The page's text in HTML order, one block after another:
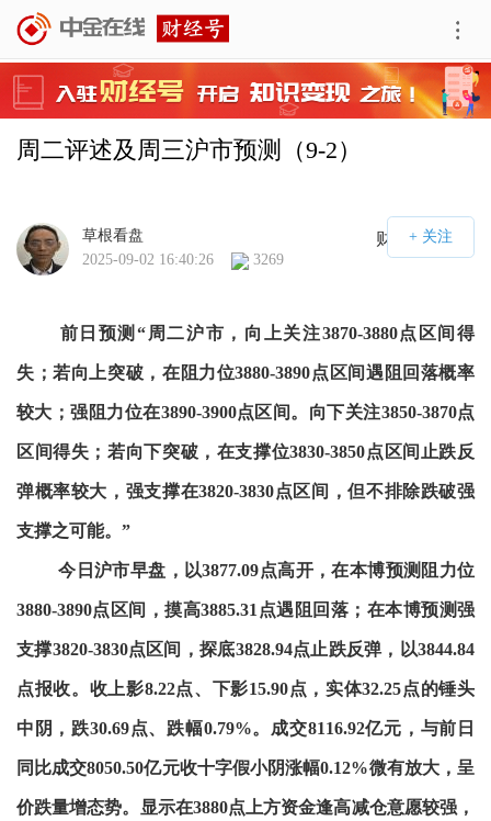
周二评述及周三沪市预测（9-2）
财经号APP
草根看盘
2025-09-02 16:40:26
3269
前日预测“周二沪市，向上关注3870-3880点区间得
失；若向上突破，在阻力位3880-3890点区间遇阻回落概率
较大；强阻力位在3890-3900点区间。向下关注3850-3870点
区间得失；若向下突破，在支撑位3830-3850点区间止跌反
弹概率较大，强支撑在3820-3830点区间，但不排除跌破强
支撑之可能。”
今日沪市早盘，以3877.09点高开，在本博预测阻力位
3880-3890点区间，摸高3885.31点遇阻回落；在本博预测强
支撑3820-3830点区间，探底3828.94点止跌反弹，以3844.84
点报收。收上影8.22点、下影15.90点，实体32.25点的锤头
中阴，跌30.69点、跌幅0.79%。成交8116.92亿元，与前日
同比成交8050.50亿元收十字假小阴涨幅0.12%微有放大，呈
价跌量增态势。显示在3880点上方资金逢高减仓意愿较强，